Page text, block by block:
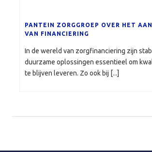
PANTEIN ZORGGROEP OVER HET
VAN FINANCIERING
In de wereld van zorgfinanciering zijn
duurzame oplossingen essentieel om
te blijven leveren. Zo ook bij [...]